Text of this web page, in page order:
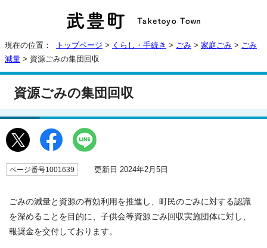
現在の位置： トップページ > くらし・手続き > ごみ > 家庭ごみ > ごみ
減量 > 資源ごみの集団回収
資源ごみの集団回収
ページ番号1001639 更新日 2024年2月5日
ごみの減量と資源の有効利用を推進し、町民のごみに対する認識
を深めることを目的に、子供会等資源ごみ回収実施団体に対し、
報奨金を交付しております。